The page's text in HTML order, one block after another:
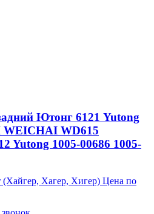
Ютонг 6121 Yutong
WD615
Yutong 1005-00686 1005-
(Хайгер, Хагер, Хигер) Цена по